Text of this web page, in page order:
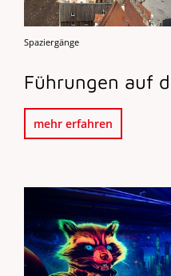
Spaziergänge
Führungen auf
mehr erfahren